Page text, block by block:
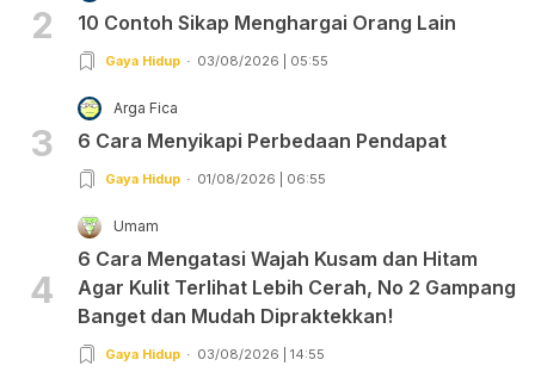
2 10 Contoh Sikap Menghargai Orang Lain
Gaya Hidup 03/08/2026 | 05:55
3
Arga Fica
6 Cara Menyikapi Perbedaan Pendapat
Gaya Hidup 01/08/2026 | 06:55
4
Umam
6 Cara Mengatasi Wajah Kusam dan Hitam
Agar Kulit Terlihat Lebih Cerah, No 2 Gampang
Banget dan Mudah Dipraktekkan!
Gaya Hidup 03/08/2026 | 14:55